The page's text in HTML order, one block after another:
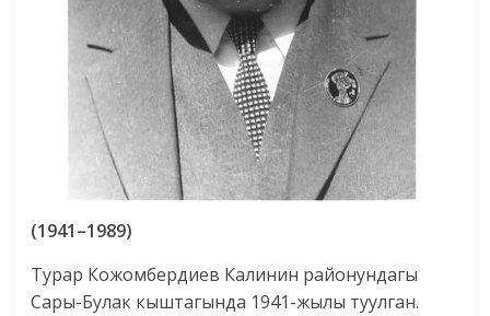
(1941–1989)
Турар Кожомбердиев Калинин районундагы
Сары-Булак кыштагында 1941-жылы туулган.